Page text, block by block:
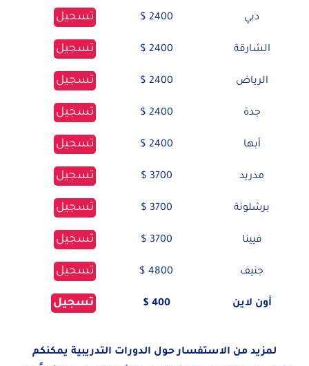
دبي 2400 $ تسجيل
الشارقة 2400 $ تسجيل
الرياض 2400 $ تسجيل
جدة 2400 $ تسجيل
أبها 2400 $ تسجيل
مدريد 3700 $ تسجيل
برشلونة 3700 $ تسجيل
فيينا 3700 $ تسجيل
جنيف 4800 $ تسجيل
أون لاين 400 $ تسجيل
لمزيد من الاستفسار حول الدورات التدريبية يمكنكم